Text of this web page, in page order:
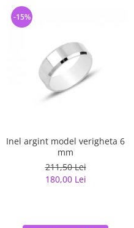
Inel argint model verigheta 6
mm
211,50 Lei
180,00 Lei
-15%